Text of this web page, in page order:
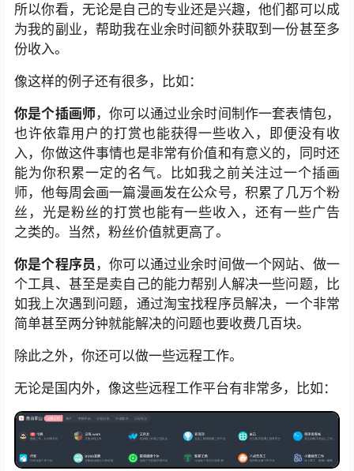
所以你看，无论是自己的专业还是兴趣，他们都可以成
为我的副业，帮助我在业余时间额外获取到一份甚至多
份收入。
像这样的例子还有很多，比如：
你是个插画师，你可以通过业余时间制作一套表情包，
也许依靠用户的打赏也能获得一些收入，即便没有收
入，你做这件事情也是非常有价值和有意义的，同时还
能为你积累一定的名气。比如我之前关注过一个插画
师，他每周会画一篇漫画发在公众号，积累了几万个粉
丝，光是粉丝的打赏也能有一些收入，还有一些广告
之类的。当然，粉丝价值就更高了。
你是个程序员 ，你可以通过业余时间做一个网站、做一
个工具、甚至是卖自己的能力帮别人解决一些问题，比
如我上次遇到问题，通过淘宝找程序员解决，一个非常
简单甚至两分钟就能解决的问题也要收费几百块。
除此之外，你还可以做一些远程工作。
无论是国内外，像这些远程工作平台有非常多，比如：